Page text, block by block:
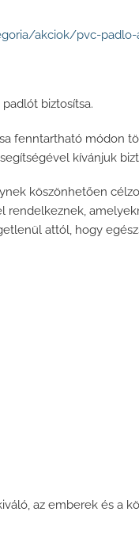
akciok/pvc-
biztosítsa.
fenntartható módon
kívánjuk
köszönhetően
rendelkeznek,
attól, hogy
az emberek és a